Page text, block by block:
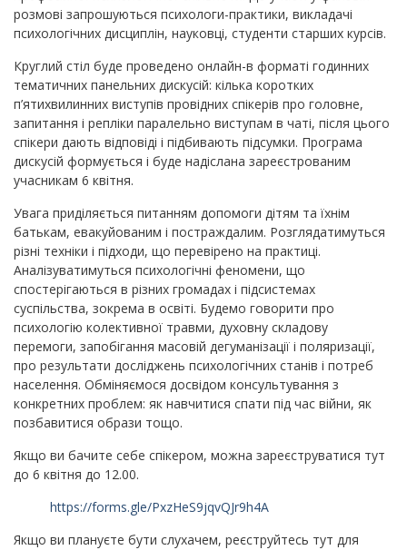
розмові запрошуються психологи-практики, викладачі
психологічних дисциплін, науковці, студенти старших курсів.
Круглий стіл буде проведено онлайн-в форматі годинних
тематичних панельних дискусій: кілька коротких
п’ятихвилинних виступів провідних спікерів про головне,
запитання і репліки паралельно виступам в чаті, після цього
спікери дають відповіді і підбивають підсумки. Програма
дискусій формується і буде надіслана зареєстрованим
учасникам 6 квітня.
Увага приділяється питанням допомоги дітям та їхнім
батькам, евакуйованим і постраждалим. Розглядатимуться
різні техніки і підходи, що перевірено на практиці.
Аналізуватимуться психологічні феномени, що
спостерігаються в різних громадах і підсистемах
суспільства, зокрема в освіті. Будемо говорити про
психологію колективної травми, духовну складову
перемоги, запобігання масовій дегуманізації і поляризації,
про результати досліджень психологічних станів і потреб
населення. Обміняємося досвідом консультування з
конкретних проблем: як навчитися спати під час війни, як
позбавитися образи тощо.
Якщо ви бачите себе спікером, можна зареєструватися тут
до 6 квітня до 12.00.
https://forms.gle/PxzHeS9jqvQJr9h4A
Якщо ви плануєте бути слухачем, реєструйтесь тут для